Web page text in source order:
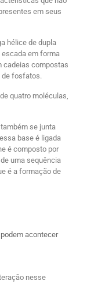
em seus
hélice de dupla
escada em forma
cadeias compostas
de fosfatos.
quatro moléculas,
se junta
base é ligada
é composto por
uma sequência
é a formação de
nesse